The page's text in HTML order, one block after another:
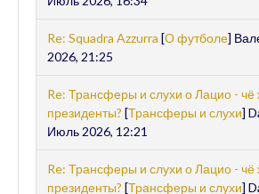
Re: Squadra Azzurra [О футболе]
2026, 21:25
Re: Трансферы и слухи о Лацио - чё
президенты? [Трансферы и слухи]
Июль 2026, 12:21
Re: Трансферы и слухи о Лацио - чё
президенты? [Трансферы и слухи]